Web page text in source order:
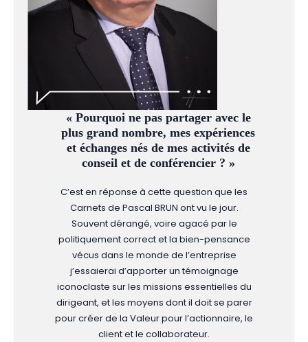
« Pourquoi ne pas partager avec le
plus grand nombre, mes expériences
et échanges nés de mes activités de
conseil et de conférencier ? »
C’est en réponse à cette question que les
Carnets de Pascal BRUN ont vu le jour.
Souvent dérangé, voire agacé par le
politiquement correct et la bien-pensance
vécus dans le monde de l’entreprise
j’essaierai d’apporter un témoignage
iconoclaste sur les missions essentielles du
dirigeant, et les moyens dont il doit se parer
pour créer de la Valeur pour l’actionnaire, le
client et le collaborateur.